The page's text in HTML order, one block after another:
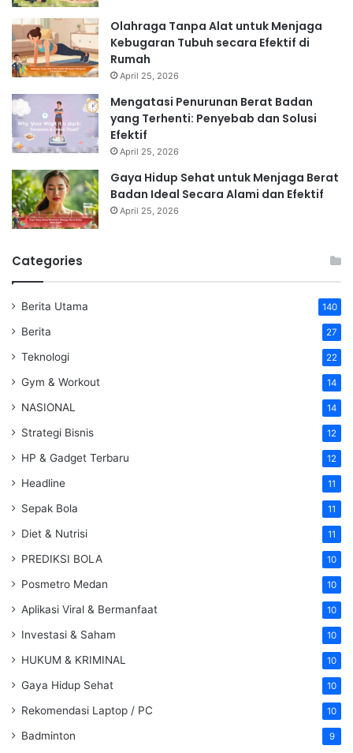
Olahraga Tanpa Alat untuk Menjaga
Kebugaran Tubuh secara Efektif di
Rumah
April 25, 2026
Mengatasi Penurunan Berat Badan
yang Terhenti: Penyebab dan Solusi
Efektif
April 25, 2026
Gaya Hidup Sehat untuk Menjaga Berat
Badan Ideal Secara Alami dan Efektif
April 25, 2026
Categories
Berita Utama 140
Berita 27
Teknologi 22
Gym & Workout 14
NASIONAL 14
Strategi Bisnis 12
HP & Gadget Terbaru 12
Headline 11
Sepak Bola 11
Diet & Nutrisi 11
PREDIKSI BOLA 10
Posmetro Medan 10
Aplikasi Viral & Bermanfaat 10
Investasi & Saham 10
HUKUM & KRIMINAL 10
Gaya Hidup Sehat 10
Rekomendasi Laptop / PC 10
Badminton 9